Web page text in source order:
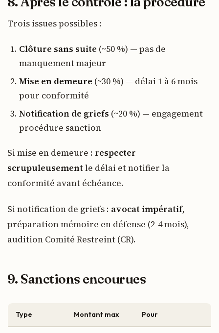
Trois issues possibles :
Clôture sans suite (~50 %) — pas de
manquement majeur
Mise en demeure (~30 %) — délai 1 à 6 mois
pour conformité
Notification de griefs (~20 %) — engagement
procédure sanction
Si mise en demeure : respecter
scrupuleusement le délai et notifier la
conformité avant échéance.
Si notification de griefs : avocat impératif,
préparation mémoire en défense (2-4 mois),
audition Comité Restreint (CR).
9. Sanctions encourues
Type Montant max Pour